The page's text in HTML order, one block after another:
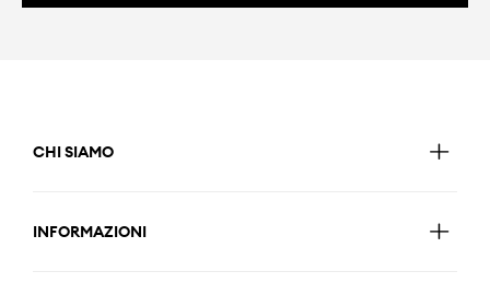
CHI SIAMO
INFORMAZIONI